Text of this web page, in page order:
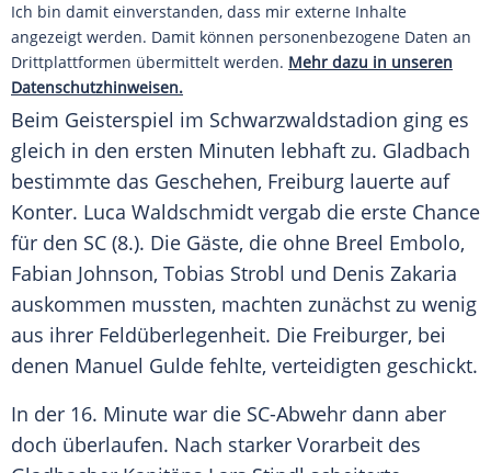
Ich bin damit einverstanden, dass mir externe Inhalte
angezeigt werden. Damit können personenbezogene Daten an
Drittplattformen übermittelt werden. Mehr dazu in unseren
Datenschutzhinweisen.
Beim Geisterspiel im Schwarzwaldstadion ging es
gleich in den ersten Minuten lebhaft zu. Gladbach
bestimmte das Geschehen, Freiburg lauerte auf
Konter. Luca Waldschmidt vergab die erste Chance
für den SC (8.). Die Gäste, die ohne Breel Embolo,
Fabian Johnson, Tobias Strobl und Denis Zakaria
auskommen mussten, machten zunächst zu wenig
aus ihrer Feldüberlegenheit. Die Freiburger, bei
denen Manuel Gulde fehlte, verteidigten geschickt.
In der 16. Minute war die SC-Abwehr dann aber
doch überlaufen. Nach starker Vorarbeit des